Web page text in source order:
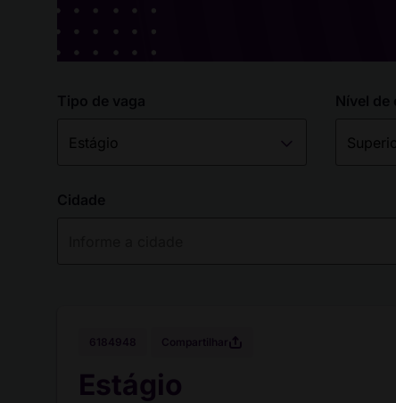
Estágio